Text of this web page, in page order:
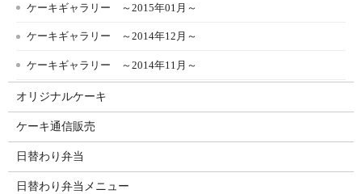
ケーキギャラリー ～2015年01月～
ケーキギャラリー ～2014年12月～
ケーキギャラリー ～2014年11月～
オリジナルケーキ
ケーキ通信販売
日替わり弁当
日替わり弁当メニュー